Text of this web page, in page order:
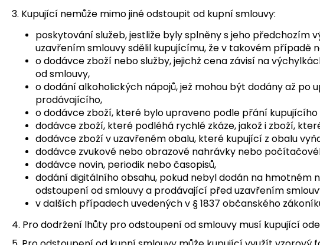
3. Kupující nemůže mimo jiné odstoupit od kupní smlouvy:
poskytování služeb, jestliže byly splněny s jeho
uzavřením smlouvy sdělil kupujícímu, že v takovém případě
o dodávce zboží nebo služby, jejichž cena závisí na
od smlouvy,
o dodání alkoholických nápojů, jež mohou být dodány až
prodávajícího,
o dodávce zboží, které bylo upraveno podle přání kupujícího
dodávce zboží, které podléhá rychlé zkáze, jakož i zboží,
dodávce zboží v uzavřeném obalu, které kupující z obalu
dodávce zvukové nebo obrazové nahrávky nebo
dodávce novin, periodik nebo časopisů,
dodání digitálního obsahu, pokud nebyl dodán na
odstoupení od smlouvy a prodávající před uzavřením
v dalších případech uvedených v § 1837 občanského
4. Pro dodržení lhůty pro odstoupení od smlouvy musí kupující